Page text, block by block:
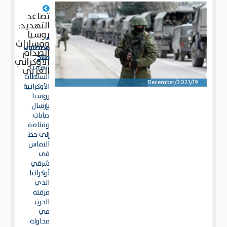
تصاعد
التهديد:
روسيا
ومسارات
الصدام
الأوكراني
الغربي
»
مصطفى
صلاح
اتهمت
السلطات
الأوكرانية
روسيا
بإرسال
دبابات
وقناصة
إلى خط
التماس
في
شرقي
أوكرانيا
الذي
مزقته
الحرب
في
محاولة